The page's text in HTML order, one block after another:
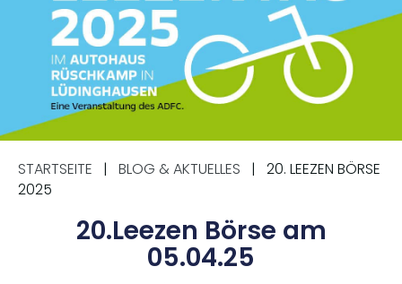
STARTSEITE | BLOG & AKTUELLES | 20. LEEZEN BÖRSE
2025
20.Leezen Börse am
05.04.25